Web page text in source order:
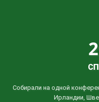
Собирали на одной
Ирландии,